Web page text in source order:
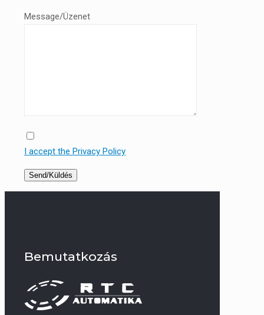
Message/Üzenet
I accept the Privacy Policy
Bemutatkozás